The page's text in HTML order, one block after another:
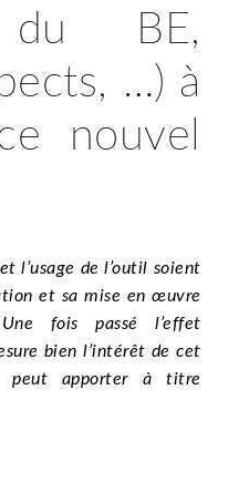
du BE,
…) à
nouvel
l’usage de l’outil soient
et sa mise en œuvre
fois passé l’effet
bien l’intérêt de cet
peut apporter à titre